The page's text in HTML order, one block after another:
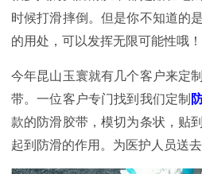
时候打滑摔倒。但是你不知道的
的用处，可以发挥无限可能性哦！
今年昆山玉寰就有几个客户来定
带。一位客户专门找到我们定制
款的防滑胶带，模切为条状，贴
起到防滑的作用。为医护人员送